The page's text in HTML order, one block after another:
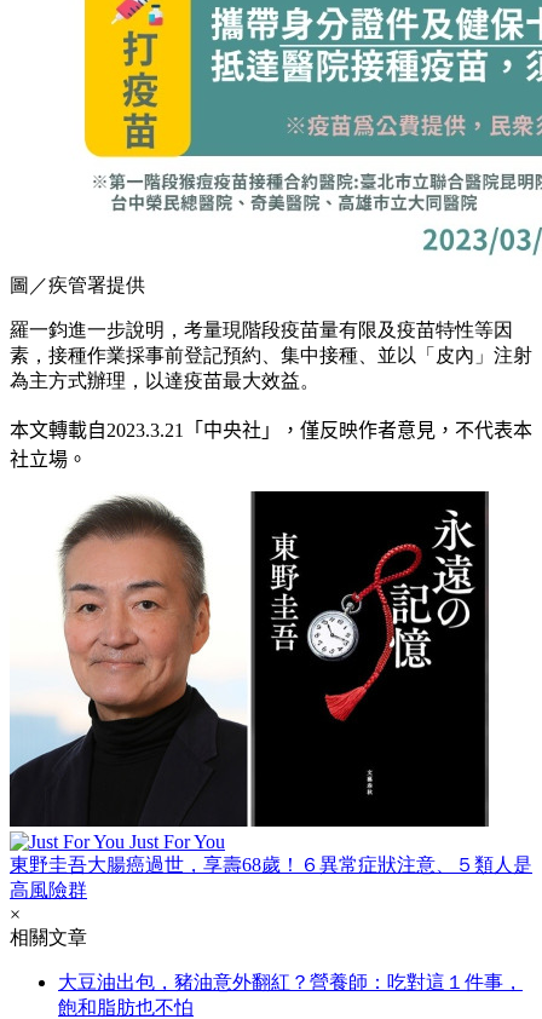
圖／疾管署提供
羅一鈞進一步說明，考量現階段疫苗量有限及疫苗特性等因
素，接種作業採事前登記預約、集中接種、並以「皮內」注射
為主方式辦理，以達疫苗最大效益。
本文轉載自2023.3.21 「中央社」
，僅反映作者意見，不代表本
社立場。
Just For You
東野圭吾大腸癌過世，享壽68歲！６異常症狀注意、５類人是
高風險群
×
相關文章
大豆油出包，豬油意外翻紅？營養師：吃對這１件事，
飽和脂肪也不怕